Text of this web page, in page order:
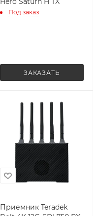
Под заказ
ЗАКАЗАТЬ
Приемник Teradek